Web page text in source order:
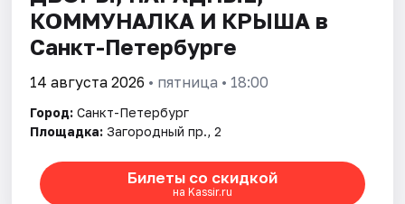
КОММУНАЛКА И КРЫША в
Санкт-Петербурге
14 августа 2026 • пятница • 18:00
Город: Санкт-Петербург
Площадка: Загородный пр., 2
Билеты со скидкой
на Kassir.ru